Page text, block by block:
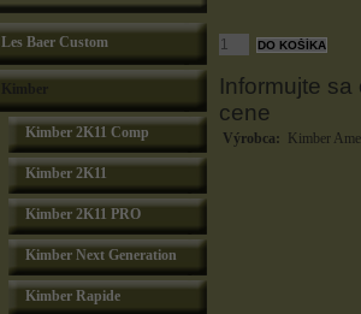
Les Baer Custom
Kimber 2K11 Comp
Kimber 2K11
Kimber 2K11 PRO
Kimber Next Generation
Kimber Rapide
Informujte sa
cene
Výrobca: Kimber